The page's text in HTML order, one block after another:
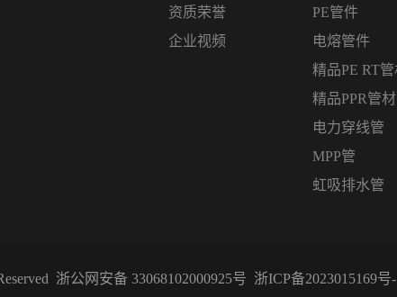
资质荣誉
企业视频
PE管件
电熔管件
精品PE RT
精品PPR管
电力穿线管
MPP管
虹吸排水管
浙公网安备 33068102000925号 浙ICP备2023015169号